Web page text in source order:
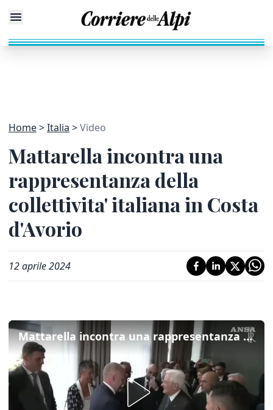
Home Italia Video
Mattarella incontra una
rappresentanza della
collettivita' italiana in Costa
d'Avorio
12 aprile 2024
Mattarella incontra una rappresentanza della collettivita' italiana in Costa d'Avorio